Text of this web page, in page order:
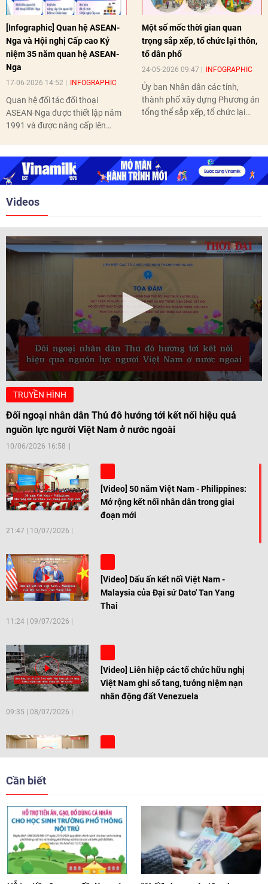
[Infographic] Quan hệ ASEAN-
Nga và Hội nghị Cấp cao Kỷ
niệm 35 năm quan hệ ASEAN-
Nga
17-06-2026 14:52 INFOGRAPHIC
Quan hệ đối tác đối thoại
ASEAN-Nga được thiết lập năm
1991 và được nâng cấp lên
nghị Cấp cao vào các năm 2005,
2010, 2016, 2018, 2021.
Một số mốc thời gian quan
trọng sắp xếp, tổ chức lại thôn,
tổ dân phố
24-05-2026 09:47 INFOGRAPHIC
Ủy ban Nhân dân các tỉnh,
thành phố xây dựng Phương án
tổng thể sắp xếp, tổ chức lại
Videos
TRUYỀN HÌNH
Đối ngoại nhân dân Thủ đô hướng tới kết nối hiệu quả
nguồn lực người Việt Nam ở nước ngoài
10/06/2026 16:58
[Video] 50 năm Việt Nam - Philippines:
Mở rộng kết nối nhân dân trong giai
đoạn mới
21:47 10/07/2026
[Video] Dấu ấn kết nối Việt Nam -
Malaysia của Đại sứ Dato' Tan Yang
Thai
11:24 09/07/2026
[Video] Liên hiệp các tổ chức hữu nghị
Việt Nam ghi sổ tang, tưởng niệm nạn
nhân động đất Venezuela
09:35 08/07/2026
[Video] Trẻ em Đông Á cùng kiến tạo
[Video] Âm nhạc flamenco gắn kết văn
hoá Việt Nam - Tây Ban Nha
11:10 17/06/2026
Cần biết